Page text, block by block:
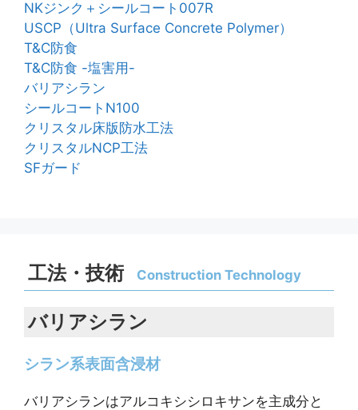
NKジンク＋シールコート007R
USCP（Ultra Surface Concrete Polymer）
T&C防食
T&C防食 -塩害用-
バリアシラン
シールコートN100
クリスタル床版防水工法
クリスタルNCP工法
SFガード
工法・技術 Construction Technology
バリアシラン
シラン系表面含浸材
バリアシランはアルコキシシロキサンを主成分と